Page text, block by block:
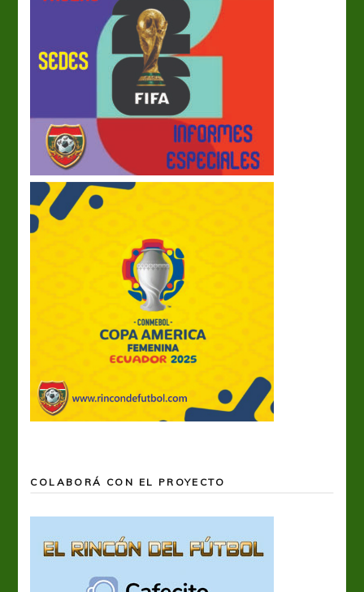
COLABORÁ CON EL PROYECTO